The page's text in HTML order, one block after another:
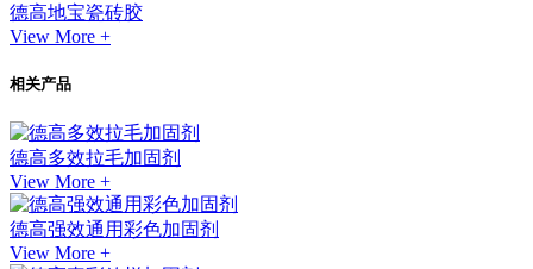
德高地宝瓷砖胶
View More +
相关产品
德高多效拉毛加固剂
View More +
德高强效通用彩色加固剂
View More +